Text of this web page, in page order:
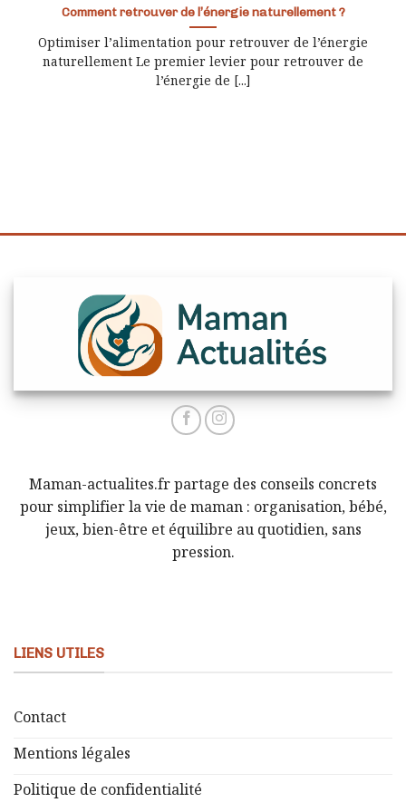
Comment retrouver de l’énergie naturellement ?
Optimiser l’alimentation pour retrouver de l’énergie
naturellement Le premier levier pour retrouver de
l’énergie de [...]
Maman-actualites.fr partage des conseils concrets
pour simplifier la vie de maman : organisation, bébé,
jeux, bien-être et équilibre au quotidien, sans
pression.
LIENS UTILES
Contact
Mentions légales
Politique de confidentialité